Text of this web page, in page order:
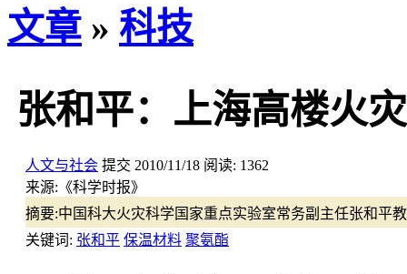
文章 » 科技
张和平：上海高楼火
人文与社会 提交 2010/11/18 阅读: 1362
来源: 《科学时报》
摘要:中国科大火灾科学国家重点实验室常务副主任张和平
关键词: 张和平 保温材料 聚氨酯